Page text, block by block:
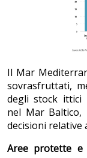
Il Mar
sovrasfruttati,
degli stock ittici
nel Mar
decisioni relative
Aree protette e